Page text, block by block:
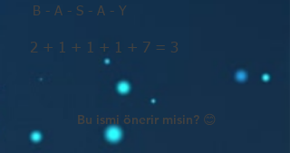
B - A - S - A - Y
2 + 1 + 1 + 1 + 7 = 3
Bu ismi önerir misin? 😊